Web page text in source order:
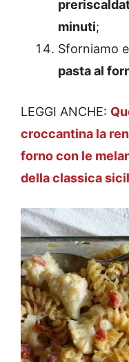
minuti;
Sforniamo
pasta al
LEGGI ANCHE:
croccantina la
forno con le
della classica